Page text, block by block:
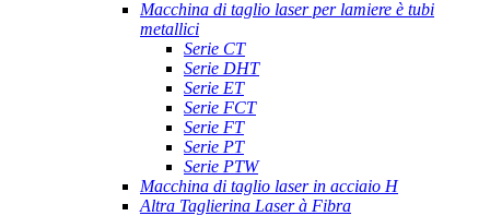
Macchina di taglio laser per lamiere è tubi
metallici
Serie CT
Serie DHT
Serie ET
Serie FCT
Serie FT
Serie PT
Serie PTW
Macchina di taglio laser in acciaio H
Altra Taglierina Laser à Fibra